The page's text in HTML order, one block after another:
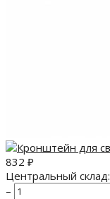
832 ₽
Центральный склад:
–